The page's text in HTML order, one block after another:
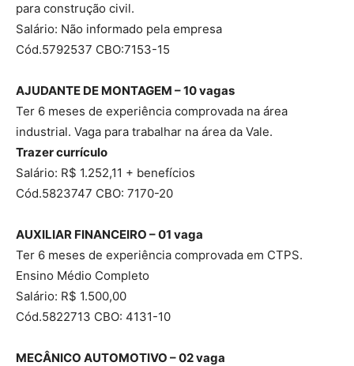
para construção civil.
Salário: Não informado pela empresa
Cód.5792537 CBO:7153-15
AJUDANTE DE MONTAGEM – 10 vagas
Ter 6 meses de experiência comprovada na área
industrial. Vaga para trabalhar na área da Vale.
Trazer currículo
Salário: R$ 1.252,11 + benefícios
Cód.5823747 CBO: 7170-20
AUXILIAR FINANCEIRO – 01 vaga
Ter 6 meses de experiência comprovada em CTPS.
Ensino Médio Completo
Salário: R$ 1.500,00
Cód.5822713 CBO: 4131-10
MECÂNICO AUTOMOTIVO – 02 vaga